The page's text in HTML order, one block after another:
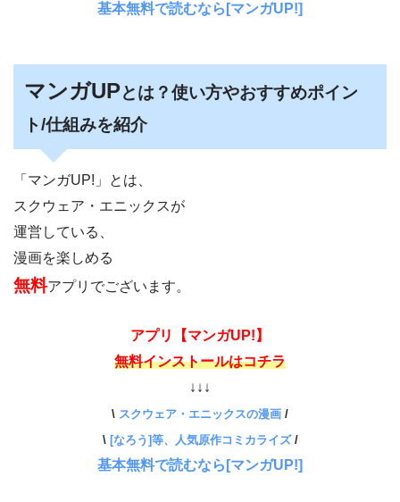
基本無料で読むなら[マンガUP!]
マンガUPとは？使い方やおすすめポイン
ト/仕組みを紹介
「マンガUP!」とは、
スクウェア・エニックスが
運営している、
漫画を楽しめる
無料アプリでございます。
アプリ【マンガUP!】
無料インストールはコチラ
↓↓↓
\ スクウェア・エニックスの漫画 /
\ [なろう]等、人気原作コミカライズ/
基本無料で読むなら[マンガUP!]